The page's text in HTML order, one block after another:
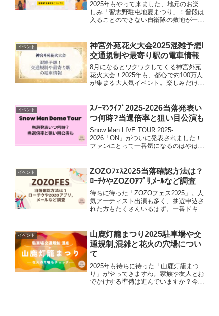
2025年もやって来ました、地元のお楽
しみ「習志野駐屯地夏まつり」！普段は
入ることのできない自衛隊の敷地が一日
のグルメやステージイベント、そして大
迫力の花火まで、をたっ...
イベント
神宮外苑花火大会2025混雑予想!
交通規制や最寄り駅の電車情報
8月になるとワクワクしてくる神宮外苑
花火大会！2025年も、都心で約100万人
が集まる大人気イベント。楽しみだけ
丈夫？」と、混雑やアクセスの心配も尽
きませんよね。今回は...
イベント
ｽﾉｰﾏﾝﾗｲﾌﾞ2025-2026当落発表い
つ何時?当選倍率と狙い目公演も
Snow Man LIVE TOUR 2025-
2026「ON」がついに発表されました！
ファンにとって一番気になるのはやは当
公演はあるのかという点ではないでしょ
うか？こ...
イベント
ZOZOﾌｪｽ2025当落確認方法は？
ﾛｰﾁｹやZOZOｱﾌﾟﾘ,ﾒｰﾙなど調査
待ちに待った「ZOZOフェス2025」。人
気アーティスト出演も多く、抽選申込さ
れた方もたくさんいるはず。一番ドキド
抽選当落確認ができる時間や具体的な確
認方法、確認...
イベント
山鹿灯籠まつり2025駐車場や交
通規制,混雑と花火の穴場につい
て
2025年も待ちに待った「山鹿灯籠まつ
り」がやってきますね。家族や友人とお
でかけする準備は進んでいますか？今回